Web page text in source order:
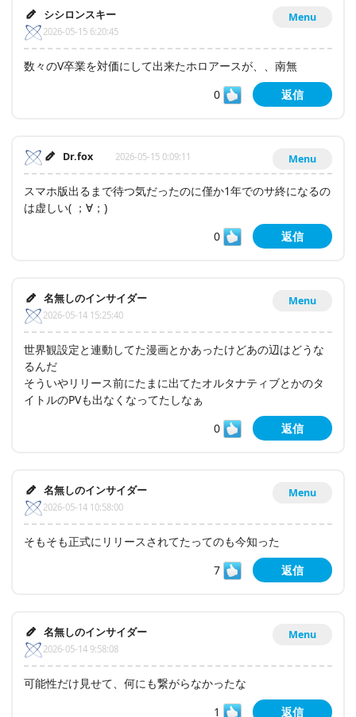
Menu
シシロンスキー
2026-05-15 6:20:45
数々のV卒業を対価にして出来たホロアースが、、南無
0
返信
Menu
Dr.fox 2026-05-15 0:09:11
スマホ版出るまで待つ気だったのに僅か1年でのサ終になるの
は虚しい(⁠ ⁠；⁠∀⁠；⁠)
0
返信
Menu
名無しのインサイダー
2026-05-14 15:25:40
世界観設定と連動してた漫画とかあったけどあの辺はどうな
るんだ
そういやリリース前にたまに出てたオルタナティブとかのタ
イトルのPVも出なくなってたしなぁ
0
返信
Menu
名無しのインサイダー
2026-05-14 10:58:00
そもそも正式にリリースされてたってのも今知った
7
返信
Menu
名無しのインサイダー
2026-05-14 9:58:08
可能性だけ見せて、何にも繋がらなかったな
1
返信